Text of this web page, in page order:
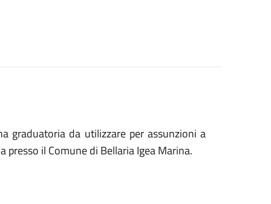
graduatoria da utilizzare per assunzioni a
il Comune di Bellaria Igea Marina.